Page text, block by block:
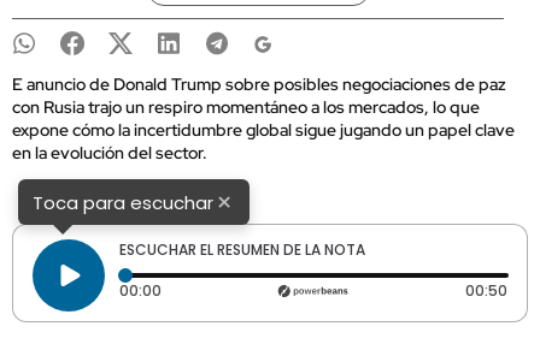
E anuncio de Donald Trump sobre posibles negociaciones de paz
con Rusia trajo un respiro momentáneo a los mercados, lo que
expone cómo la incertidumbre global sigue jugando un papel clave
en la evolución del sector.
Toca para escuchar×
ESCUCHAR EL RESUMEN DE LA NOTA
00:00 Tiempo transcurrido: 0 segundos 00:50